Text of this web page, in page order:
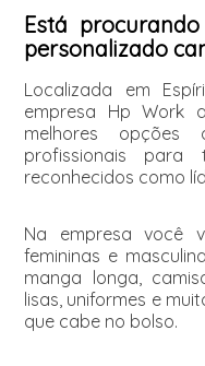
Está
personalizado
Localizada em
empresa Hp Work
melhores opções
profissionais para
reconhecidos como
Na empresa você
femininas e
manga longa,
lisas, uniformes e
que cabe no bolso.